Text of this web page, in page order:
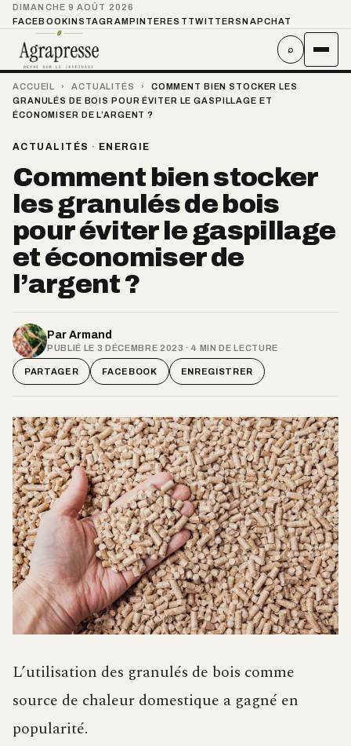
DIMANCHE 9 AOÛT 2026
FACEBOOKINSTAGRAMPINTEREST TWITTER SNAPCHAT
⌕
ACCUEIL › ACTUALITÉS ›
COMMENT BIEN STOCKER LES
GRANULÉS DE BOIS POUR ÉVITER LE GASPILLAGE ET
ÉCONOMISER DE L’ARGENT ?
ACTUALITÉS · ENERGIE
Comment bien stocker
les granulés de bois
pour éviter le gaspillage
et économiser de
l’argent ?
Par Armand
PUBLIÉ LE 3 DÉCEMBRE 2023 · 4 MIN DE LECTURE
PARTAGER FACEBOOK ENREGISTRER
L’utilisation des granulés de bois comme
source de chaleur domestique a gagné en
popularité.